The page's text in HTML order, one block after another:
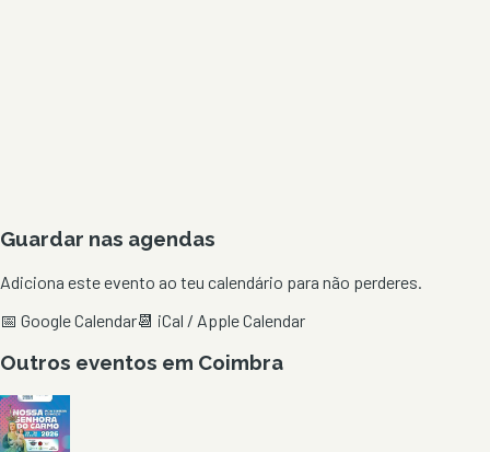
Guardar nas agendas
Adiciona este evento ao teu calendário para não perderes.
📅 Google Calendar📆 iCal / Apple Calendar
Outros eventos em Coimbra